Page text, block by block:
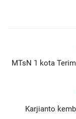
MTsN 1 kota
Karjianto